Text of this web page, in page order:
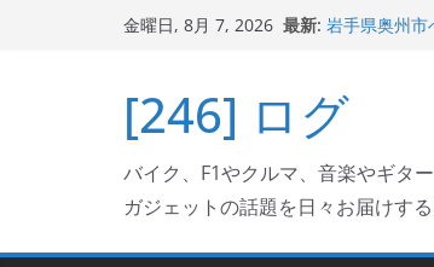
キ
金曜日, 8月 7, 2026 最新: 岩手県奥州市
リングが楽し
Italjet
Jeff Beck 逝去
Ken Block 逝去
[246] ログ
バイク、F1やクルマ、音楽やギタ
ガジェットの話題を日々お届けす